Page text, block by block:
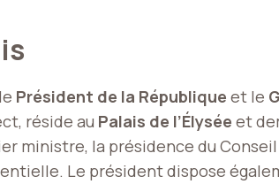
Président de la République et le
réside au Palais de l’Élysée et
ministre, la présidence du
Le président dispose